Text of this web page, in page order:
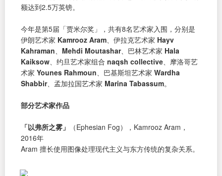
额达到2.5万英镑。
今年是第5届「贾米尔奖」，共有8名艺术家入围，分别是
伊朗艺术家 Kamrooz Aram 、伊拉克艺术家 Hayv
Kahraman
Mehdi Moutashar、巴林艺术家 Hala
Kaiksow 、约旦艺术家组合 naqsh collective 、摩洛哥艺
术家 Younes Rahmoun 、巴基斯坦艺术家 Wardha
Shabbir、孟加拉国艺术家 Marina Tabassum。
部分艺术家作品
「以弗所之雾」
（Ephesian Fog），Kamrooz Aram，
2016年
Aram 擅长使用图像处理现代主义与东方传统的复杂关系。